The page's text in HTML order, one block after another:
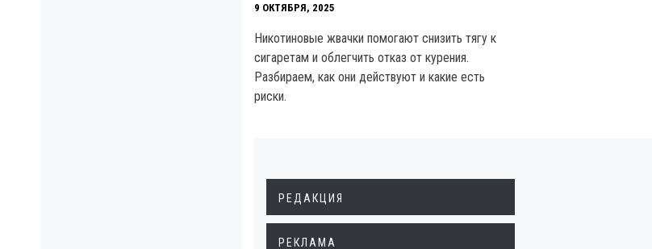
9 ОКТЯБРЯ, 2025
Никотиновые жвачки помогают снизить тягу к
сигаретам и облегчить отказ от курения.
Разбираем, как они действуют и какие есть
риски.
РЕДАКЦИЯ
РЕКЛАМА